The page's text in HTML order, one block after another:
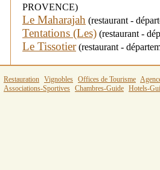
PROVENCE)
Le Maharajah (restaurant -
Tentations (Les) (restaurant -
Le Tissotier(restaurant -
Restauration Vignobles Offices de Tourisme
Associations-Sportives Chambres-Guide Hotels-